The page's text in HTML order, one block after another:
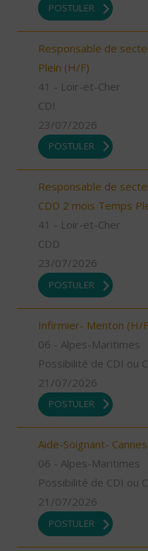
POSTULER
Responsable de
Plein (H/F)
41 - Loir-et-Cher
CDI
23/07/2026
POSTULER
Responsable de
CDD 2 mois Temps
41 - Loir-et-Cher
CDD
23/07/2026
POSTULER
Infirmier- Menton (H/
06 - Alpes-Maritimes
Possibilité de CDI ou
21/07/2026
POSTULER
Aide-Soignant-
06 - Alpes-Maritimes
Possibilité de CDI ou
21/07/2026
POSTULER